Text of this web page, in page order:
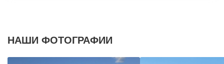
НАШИ ФОТОГРАФИИ